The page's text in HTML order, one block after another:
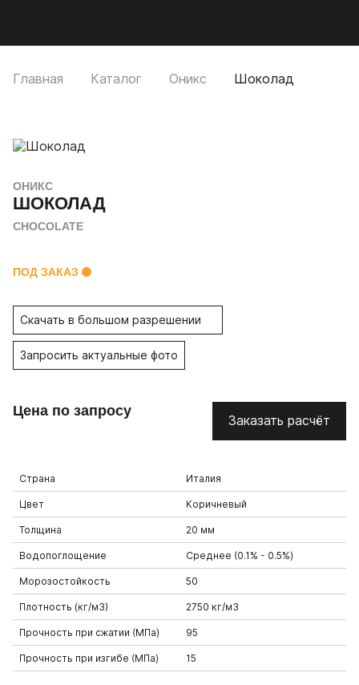
Главная Каталог Оникс Шоколад
ОНИКС
ШОКОЛАД
CHOCOLATE
ПОД ЗАКАЗ
Скачать в большом разрешении
Запросить актуальные фото
Цена по запросу
Заказать расчёт
Страна Италия
Цвет Коричневый
Толщина 20 мм
Водопоглощение Среднее (0.1% - 0.5%)
Морозостойкость 50
Плотность (кг/м3) 2750 кг/м3
Прочность при сжатии (МПа) 95
Прочность при изгибе (МПа) 15